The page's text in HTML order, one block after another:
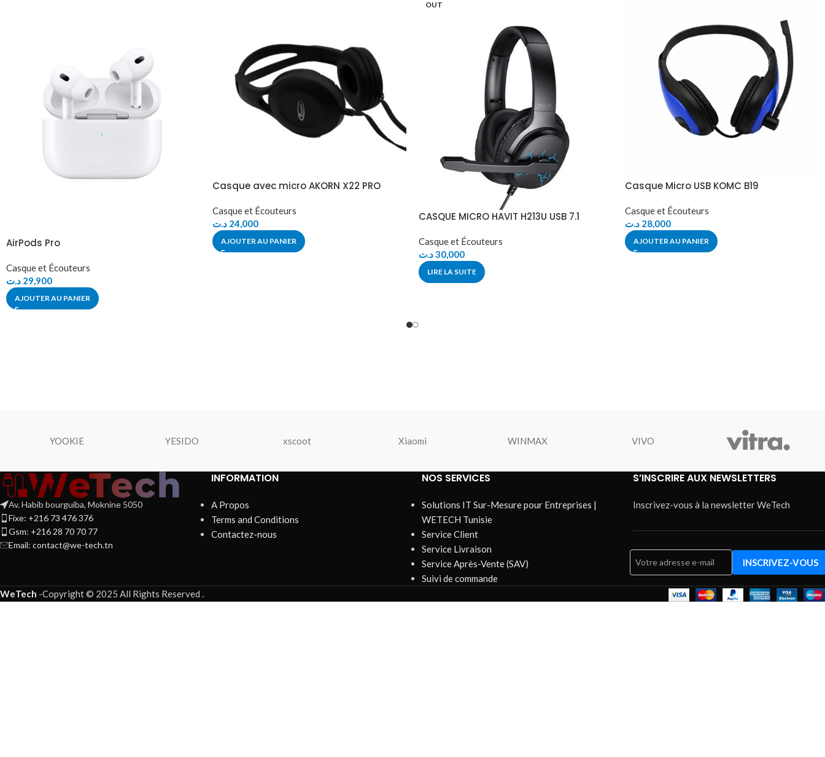
AirPods Pro
Casque et Écouteurs
29,900 د.ت
AJOUTER AU PANIER
Casque avec micro AKORN X22 PRO
Casque et Écouteurs
24,000 د.ت
AJOUTER AU PANIER
OUT
CASQUE MICRO HAVIT H213U USB 7.1
Casque et Écouteurs
30,000د.ت
LIRE LA SUITE
Casque Micro USB KOMC B19
Casque et Écouteurs
28,000 د.ت
AJOUTER AU PANIER
YOOKIE YESIDO xscoot Xiaomi WINMAX VIVO
Av. Habib bourguiba, Moknine 5050
Fixe: +216 73 476 376
Gsm: +216 28 70 70 77
Email: contact@we-tech.tn
INFORMATION
A Propos
Terms and Conditions
Contactez-nous
NOS SERVICES
Solutions IT Sur-Mesure pour Entreprises |
WETECH Tunisie
Service Client
Service Livraison
Service Après-Vente (SAV)
Suivi de commande
S’INSCRIRE AUX NEWSLETTERS
Inscrivez-vous à la newsletter WeTech
WeTech -Copyright © 2025 All Rights Reserved